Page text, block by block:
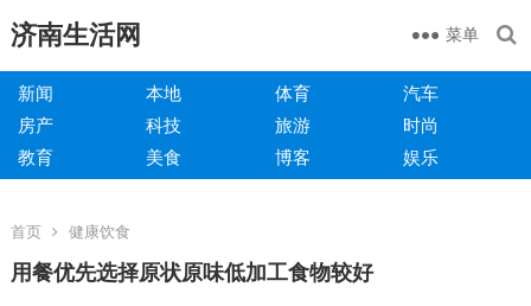
济南生活网 菜单
新闻 本地 体育
汽车
房产
科技 旅游
时尚
教育
美食 博客 娱乐
首页 健康饮食
用餐优先选择原状原味低加工食物较好